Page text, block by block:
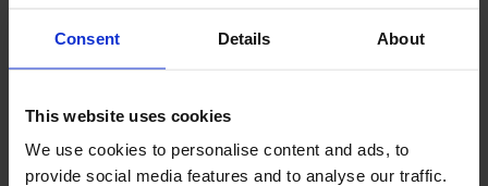
Consent Details About
This website uses cookies
We use cookies to personalise content and ads, to
provide social media features and to analyse our traffic.
çalışanları yerinde fatura ve geri bildirim toplayabilir
ve müşteriye hizmet satabilir. Marka elçileri ve iş
kuruluşunuza rekabette anında avantaj
sağlayabilirler.